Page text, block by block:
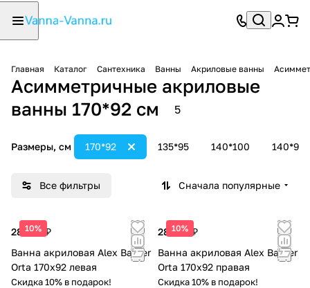
Главная Каталог Сантехника Ванны Акриловые ванны
Асимметричные акриловые
ванны 170*92 см
5
Размеры, см 135*95 140*100 140*90
170*92
Все фильтры Сначала популярные
10%
28 991 ₽
Ванна акриловая Alex Baitler
Orta 170x92 левая
Скидка 10% в подарок!
10%
28 991 ₽
Ванна акриловая Alex Baitler
Orta 170x92 правая
Скидка 10% в подарок!